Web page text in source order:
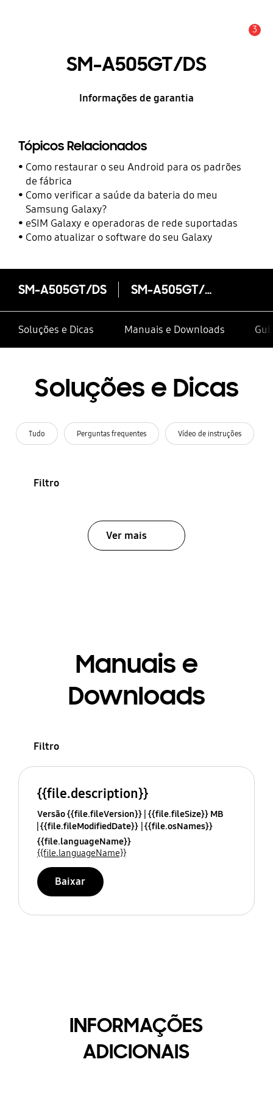
3
SM-A505GT/DS
Informações de garantia
Tópicos Relacionados
Como restaurar o seu Android para os padrões
de fábrica
Como verificar a saúde da bateria do meu
Samsung Galaxy?
eSIM Galaxy e operadoras de rede suportadas
Como atualizar o software do seu Galaxy
SM-A505GT/DS SM-A505GT/DS
Soluções e Dicas Manuais e Downloads
Soluções e Dicas
Tudo Perguntas frequentes Vídeo de instruções
Filtro
Ver mais
Manuais e
Downloads
Filtro
{{file.description}}
Versão {{file.fileVersion}} {{file.fileSize}} MB
{{file.fileModifiedDate}} {{file.osNames}}
{{file.languageName}}
{{file.languageName}}
Baixar
INFORMAÇÕES
ADICIONAIS